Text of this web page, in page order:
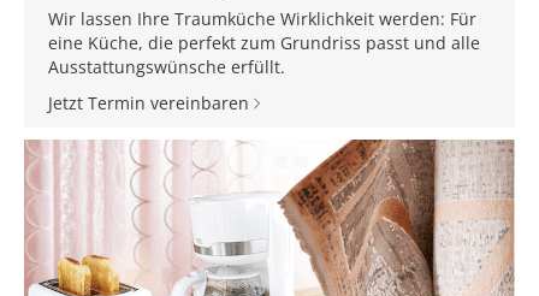
Wir lassen Ihre Traumküche Wirklichkeit werden: Für
eine Küche, die perfekt zum Grundriss passt und alle
Ausstattungswünsche erfüllt.
Jetzt Termin vereinbaren